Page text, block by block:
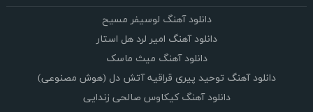
دانلود آهنگ لوسیفر مسیح
دانلود آهنگ امیر لرد هل استار
دانلود آهنگ میث ماسک
دانلود آهنگ توحید پیری قراقیه آتش دل (هوش مصنوعی)
دانلود آهنگ کیکاوس صالحی زندایی